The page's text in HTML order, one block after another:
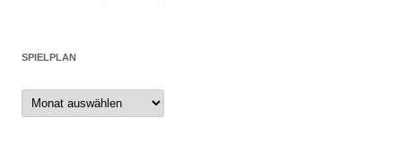
SPIELPLAN
Spielplan